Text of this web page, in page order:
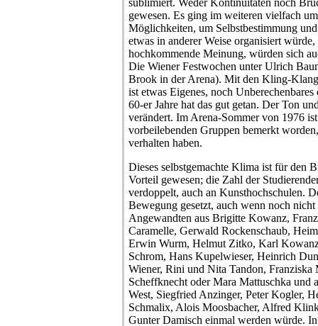
sublimiert. Weder Kontinuitäten noch
gewesen. Es ging im weiteren vielfach
Möglichkeiten, um Selbstbestimmung
etwas in anderer Weise organisiert
hochkommende Meinung, würden sich
Die Wiener Festwochen unter Ulrich
Brook in der Arena). Mit den Kling-
ist etwas Eigenes, noch
60-er Jahre hat das gut getan. Der Ton
verändert. Im Arena-Sommer von 1976
vorbeilebenden Gruppen bemerkt
verhalten haben.
Dieses selbstgemachte Klima ist für den
Vorteil gewesen; die Zahl der
verdoppelt, auch an Kunsthochschulen.
Bewegung gesetzt, auch wenn noch nicht
Angewandten aus Brigitte Kowanz,
Caramelle, Gerwald Rockenschaub,
Erwin Wurm, Helmut Zitko, Karl
Schrom, Hans Kupelwieser, Heinrich
Wiener, Rini und Nita Tandon, Franziska
Scheffknecht oder Mara Mattuschka und
West, Siegfried Anzinger, Peter Kogler,
Schmalix, Alois Moosbacher, Alfred
Gunter Damisch einmal werden würde.